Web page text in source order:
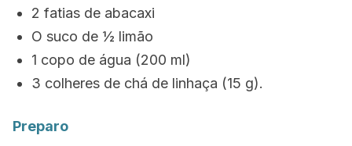
2 fatias de abacaxi
O suco de ½ limão
1 copo de água (200 ml)
3 colheres de chá de linhaça (15 g).
Preparo